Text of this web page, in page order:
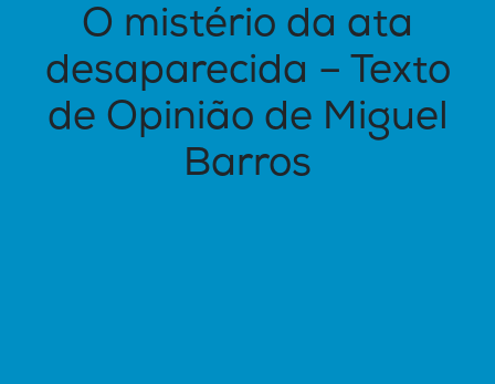
O mistério da ata
desaparecida – Texto
de Opinião de Miguel
Barros